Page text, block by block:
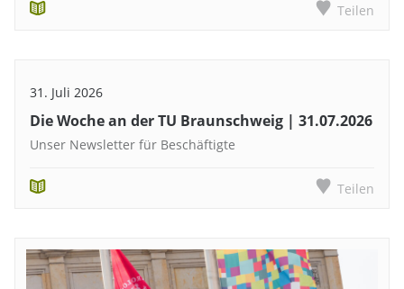
Teilen
31. Juli 2026
Die Woche an der TU Braunschweig | 31.07.2026
Unser Newsletter für Beschäftigte
Teilen